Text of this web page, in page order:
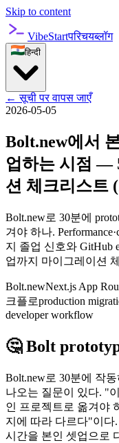
Skip to content
VibeStartपरिचयब्लॉग
हिन्दी
←सूची पर वापस जाएँ
2026-05-05
Bolt.new에서
업하는 시점 —
션 체크리스트
Bolt.new로 30분에
겨야 하나.
지 졸업 신호와 GitHub
업까지 마이그레이션
Bolt.newNext.js App
크플로production
developer workflow
🤔 Bolt
Bolt.new로 30분에 작
나오는 질문이 있다. "
인 프로젝트로 옮겨야
지에 따라 다르다"이다
시간을 본인 셋업으로